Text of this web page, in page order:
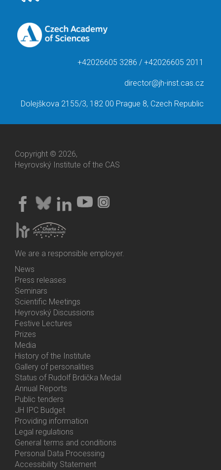
+42026605 3286 / +42026605 2011
director@jh-inst.cas.cz
Dolejškova 2155/3, 182 00 Prague 8, Czech Republic
Copyright © 2026,
Heyrovský Institute of the CAS
We are a responsible employer.
Bottom
Menu
Activities
News
Press releases
Seminars
Scientific Meetings
Heyrovský Discussions
Festive Lectures
Prizes
Media
History of the Institute
Gallery of personalities
Status of Rudolf Brdička Medal
Bottom
Menu
About
Us
Annual Reports
Public tenders
JH IPC Budget
Providing information
Legal regulations
General terms and conditions
Personal Data Processing
Accessibility Statement